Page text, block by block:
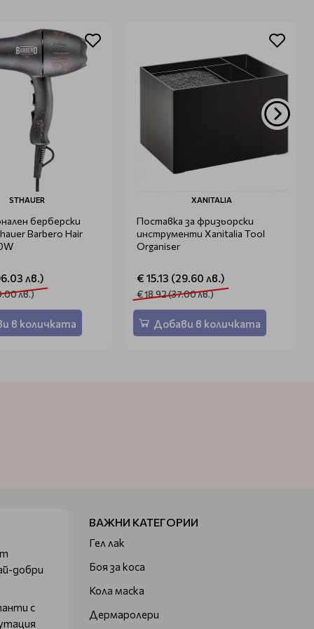
STHAUER
берберски
Barbero Hair
лв.)
лв.)
в количката
XANITALIA
Поставка за фризьорски
инструменти Xanitalia Tool
Organiser
€ 15.13 (29.60 лв.)
€ 18.92 (37.00 лв.)
Добави в количката
добри
с
ВАЖНИ КАТЕГОРИИ
Гел лак
Боя за коса
Кола маска
Дермаролери